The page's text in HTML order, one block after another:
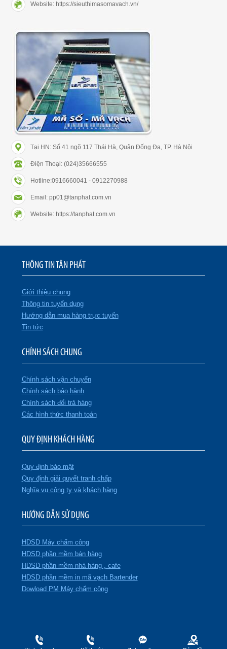
Website: https://sieuthimasomavach.vn/
Tại HN: Số 41 ngõ 117 Thái Hà, Quận Đống Đa, TP. Hà Nội
Điện Thoại: (024)35666555
Hotline:0916660041 - 0912270988
Email: pp01@tanphat.com.vn
Website: https://tanphat.com.vn
THÔNG TIN TÂN PHÁT
Giới thiệu chung
Thông tin tuyển dụng
Hướng dẫn mua hàng trực tuyến
Tin tức
CHÍNH SÁCH CHUNG
Chính sách vận chuyển
Chính sách bảo hành
Chính sách đổi trả hàng
Các hình thức thanh toán
QUY ĐỊNH KHÁCH HÀNG
Quy định bảo mật
Quy định giải quyết tranh chấp
Nghĩa vụ công ty và khách hàng
HƯỚNG DẪN SỬ DỤNG
HDSD Máy chấm công
HDSD phần mềm bán hàng
HDSD phần mềm nhà hàng , cafe
HDSD phần mềm in mã vạch Bartender
Dowload PM Máy chấm công
CÔNG TY TNHH TMDV và PTTT TÂN PHÁT
GPKD số: 0102003818 do Sở KH & ĐT Thành